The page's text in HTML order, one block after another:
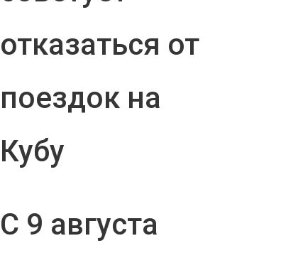
отказаться от
поездок на
Кубу
С 9 августа